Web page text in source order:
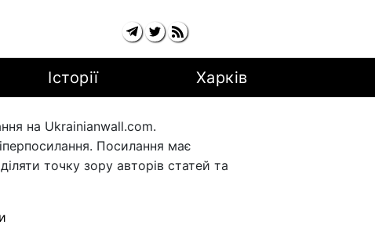
Історії Харків
на Ukrainianwall.com.
Посилання має
точку зору авторів статей та